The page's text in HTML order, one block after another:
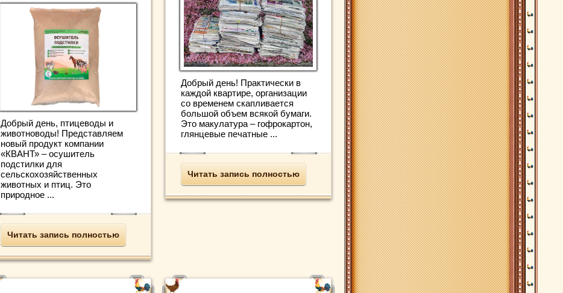
Добрый день, птицеводы и
животноводы! Представляем
новый продукт компании
«КВАНТ» – осушитель
подстилки для
сельскохозяйственных
животных и птиц. Это
природное ...
Читать запись полностью
Добрый день! Практически в
каждой квартире, организации
со временем скапливается
большой объем всякой бумаги.
Это макулатура – гофрокартон,
глянцевые печатные ...
Читать запись полностью